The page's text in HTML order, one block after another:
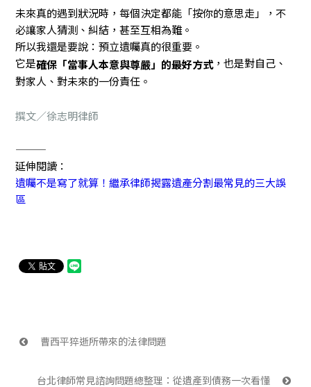
未來真的遇到狀況時，每個決定都能「按你的意思走」，不
必讓家人猜測、糾結，甚至互相為難。
所以我還是要說：預立遺囑真的很重要。
它是確保「當事人本意與尊嚴」的最好方式 ，也是對自己、
對家人、對未來的一份責任。
撰文／徐志明律師
———
延伸閱讀：
遺囑不是寫了就算！繼承律師揭露遺產分割最常見的三大誤
區
曹西平猝逝所帶來的法律問題
台北律師常見諮詢問題總整理：從遺產到債務一次看懂